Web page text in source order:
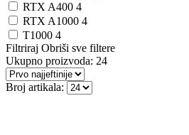
RTX A400 4
RTX A1000 4
T1000 4
Filtriraj Obriši sve filtere
Ukupno proizvoda: 24
Broj artikala: